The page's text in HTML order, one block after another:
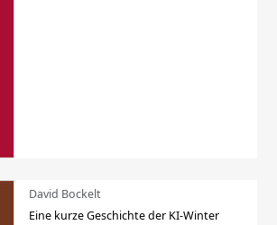
David Bockelt
Eine kurze Geschichte der KI-Winter